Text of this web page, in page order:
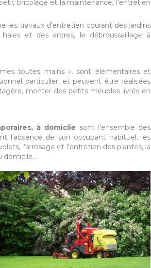
bricolage et la maintenance, l’entretien
les travaux d’entretien courant des jardins
et des arbres, le débroussaillage à
toutes mains », sont élémentaires et
particulier, et peuvent être réalisées
monter des petits meubles livrés en
à domicile sont l’ensemble des
l’absence de son occupant habituel, les
l’arrosage et l’entretien des plantes, la
domicile…